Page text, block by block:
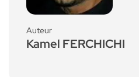
Auteur
Kamel FERCHICHI